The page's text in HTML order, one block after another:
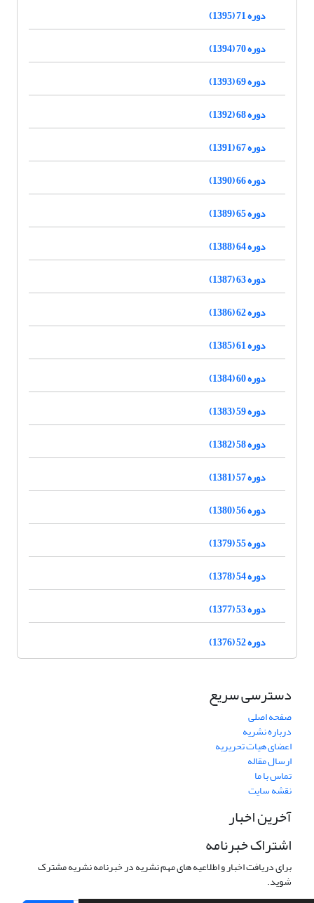
دوره 71 (1395)
دوره 70 (1394)
دوره 69 (1393)
دوره 68 (1392)
دوره 67 (1391)
دوره 66 (1390)
دوره 65 (1389)
دوره 64 (1388)
دوره 63 (1387)
دوره 62 (1386)
دوره 61 (1385)
دوره 60 (1384)
دوره 59 (1383)
دوره 58 (1382)
دوره 57 (1381)
دوره 56 (1380)
دوره 55 (1379)
دوره 54 (1378)
دوره 53 (1377)
دوره 52 (1376)
دسترسی سریع
صفحه اصلی
درباره نشریه
اعضای هیات تحریریه
ارسال مقاله
تماس با ما
نقشه سایت
آخرین اخبار
اشتراک خبرنامه
برای دریافت اخبار و اطلاعیه های مهم نشریه در خبرنامه نشریه مشترک
شوید.